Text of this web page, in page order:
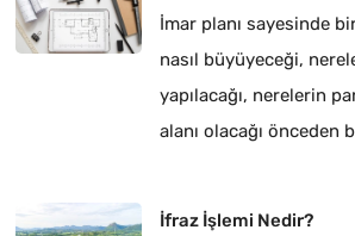
İmar planı sayesinde
nasıl büyüyeceği,
yapılacağı, nerelerin
alanı olacağı önceden
İfraz İşlemi Nedir?